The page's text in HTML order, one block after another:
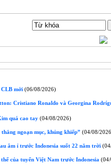
mới (06/08/2026)
Cristiano Ronaldo và Georgina
quá cao tay (04/08/2026)
ngoạn mục, khủng khiếp” (04/08/
âm ỉ trước Indonesia suốt 22 năm trời
của tuyển Việt Nam trước Indonesia